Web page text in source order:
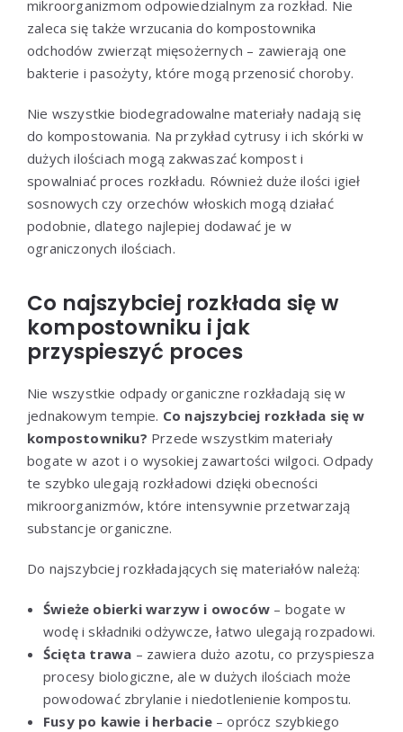
mikroorganizmom odpowiedzialnym za rozkład. Nie
zaleca się także wrzucania do kompostownika
odchodów zwierząt mięsożernych – zawierają one
bakterie i pasożyty, które mogą przenosić choroby.
Nie wszystkie biodegradowalne materiały nadają się
do kompostowania. Na przykład cytrusy i ich skórki w
dużych ilościach mogą zakwaszać kompost i
spowalniać proces rozkładu. Również duże ilości igieł
sosnowych czy orzechów włoskich mogą działać
podobnie, dlatego najlepiej dodawać je w
ograniczonych ilościach.
Co najszybciej rozkłada się w
kompostowniku i jak
przyspieszyć proces
Nie wszystkie odpady organiczne rozkładają się w
jednakowym tempie. Co najszybciej rozkłada się w
kompostowniku? Przede wszystkim materiały
bogate w azot i o wysokiej zawartości wilgoci. Odpady
te szybko ulegają rozkładowi dzięki obecności
mikroorganizmów, które intensywnie przetwarzają
substancje organiczne.
Do najszybciej rozkładających się materiałów należą:
Świeże obierki warzyw i owoców – bogate w
wodę i składniki odżywcze, łatwo ulegają rozpadowi.
Ścięta trawa – zawiera dużo azotu, co przyspiesza
procesy biologiczne, ale w dużych ilościach może
powodować zbrylanie i niedotlenienie kompostu.
Fusy po kawie i herbacie– oprócz szybkiego